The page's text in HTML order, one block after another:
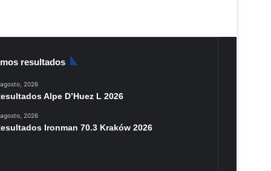
resultados
2026
Alpe D’Huez L 2026
2026
Ironman 70.3 Kraków 2026